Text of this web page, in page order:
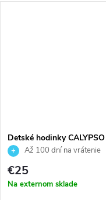
Detské hodinky CALYPSO
K5844/6Až 100 dní na vrátenie
tovaru. Autorizovaný predajca.
€25
Na externom sklade